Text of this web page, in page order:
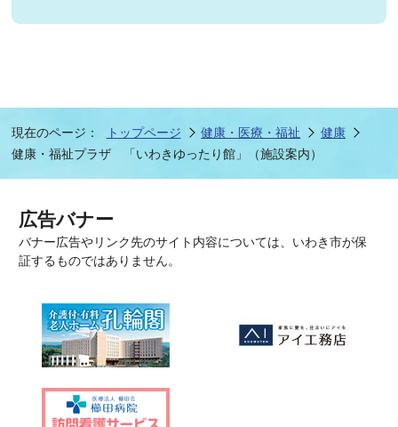
現在のページ： トップページ 健康・医療・福祉
健康
健康・福祉プラザ 「いわきゆったり館」（施設案内）
広告バナー
バナー広告やリンク先のサイト内容については、いわき市が保
証するものではありません。